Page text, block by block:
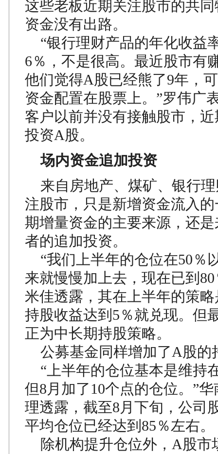
这些老板近期关注股市的共
资金没有出路。
“银行理财产品的年化收益
6％，不是很高。最近股市有
他们觉得A股已经熊了9年，
资金配置在股票上。”罗伟广
客户以前并没有接触股市，
投资A股。
场内资金追加投资
来自房地产、煤矿、银行
注股市，只是新增资金流入
期增量资金的主要来源，还
者的追加投资。
“我们上半年的仓位在50％
来就慢慢加上去，现在已到
米佳透露，其在上半年的策
持股收益达到5％就兑现。但
正为中长期持股策略。
公募基金同样增加了A股的
“上半年的仓位基本是维持
但8月加了10个点的仓位。”
理透露，截至8月下旬，公司
平均仓位已经达到85％左右。
除机构提升仓位外，A股市